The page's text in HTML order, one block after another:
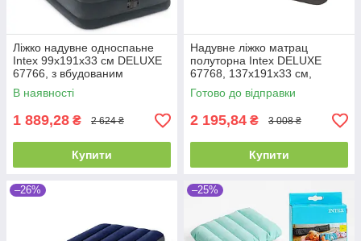
Ліжко надувне односпаьне
Intex 99х191х33 см DELUXE
67766, з вбудованим
насосом 220V
В наявності
1 889,28 ₴ 2 624 ₴
Купити
Надувне ліжко матрац
полуторна Intex DELUXE
67768, 137х191х33 см,
велюровий, з вбудованим
насосом 220V
Готово до відправки
2 195,84 ₴ 3 008 ₴
Купити
–26% –25%